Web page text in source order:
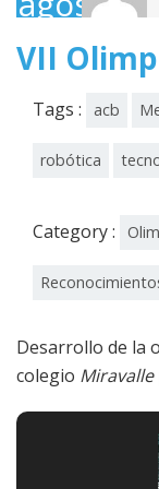
2017
VII
Tags : acb
robótica
Category :
Desarrollo de la
colegio Miravalle